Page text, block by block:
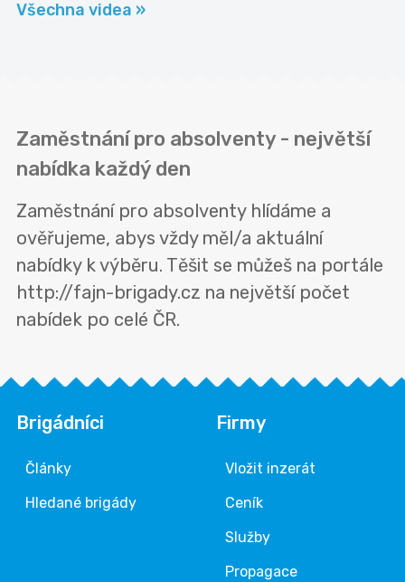
Všechna videa »
Zaměstnání pro absolventy - největší
nabídka každý den
Zaměstnání pro absolventy hlídáme a
ověřujeme, abys vždy měl/a aktuální
nabídky k výběru. Těšit se můžeš na portále
http://fajn-brigady.cz na největší počet
nabídek po celé ČR.
Brigádníci
Články
Hledané brigády
Firmy
Vložit inzerát
Ceník
Služby
Propagace